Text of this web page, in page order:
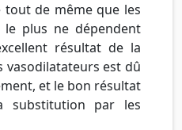
tout de même que les
plus ne dépendent
résultat de la
vasodilatateurs est dû
et le bon résultat
substitution par les